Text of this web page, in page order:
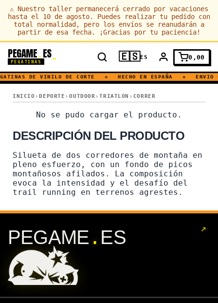
⚠ Nuestro taller permanecerá cerrado por vacaciones
hasta el 10 de agosto. Puedes realizar tu pedido con
total normalidad, pero los envíos se reanudarán a
partir de esa fecha. ¡Gracias por tu paciencia!
PEGAME. ES
PEGATINAS 🇪🇸ES 0,00
DE VINILO DE CORTE ◆ HECHO EN ESPAÑA ◆ ENVIO
INICIO DEPORTE OUTDOOR TRIATLON CORRER
SKY RUNNING · TRAIL RUNNING · CORREDOR · CORRER ·
SKY RUNNING · TRAIL
No se pudo cargar el producto.
DESCRIPCIÓN DEL PRODUCTO
Silueta de dos corredores de montaña en
pleno esfuerzo, con un fondo de picos
montañosos afilados. La composición
evoca la intensidad y el desafío del
trail running en terrenos agrestes.
PEGAME . ES ↗